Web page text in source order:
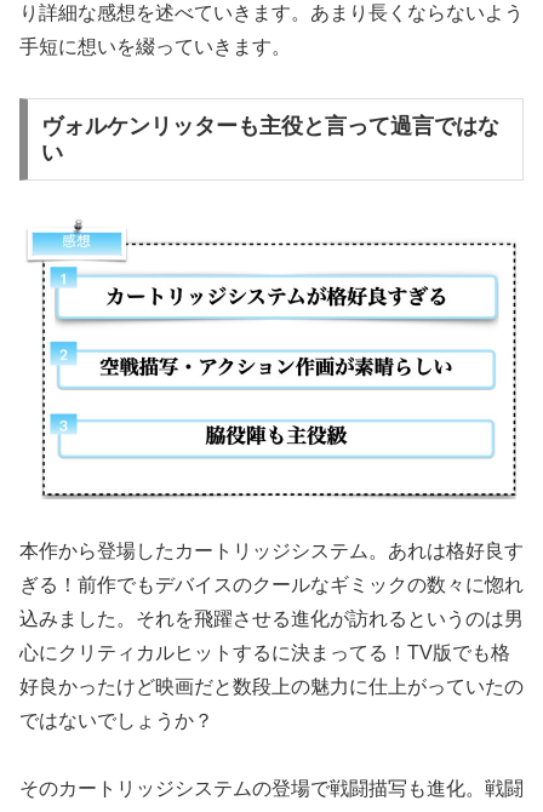
り詳細な感想を述べていきます。あまり長くならないよう
手短に想いを綴っていきます。
ヴォルケンリッターも主役と言って過言ではな
い
本作から登場したカートリッジシステム。あれは格好良す
ぎる！前作でもデバイスのクールなギミックの数々に惚れ
込みました。それを飛躍させる進化が訪れるというのは男
心にクリティカルヒットするに決まってる！TV版でも格
好良かったけど映画だと数段上の魅力に仕上がっていたの
ではないでしょうか？
そのカートリッジシステムの登場で戦闘描写も進化。戦闘